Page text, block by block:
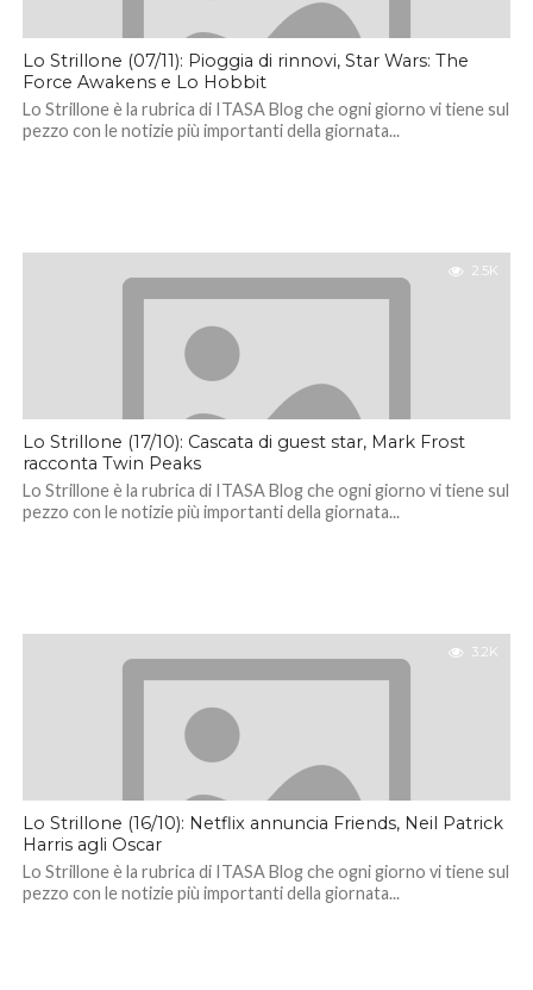
Lo Strillone (07/11): Pioggia di rinnovi, Star Wars: The
Force Awakens e Lo Hobbit
Lo Strillone è la rubrica di ITASA Blog che ogni giorno vi tiene sul
pezzo con le notizie più importanti della giornata...
2.5K
Lo Strillone (17/10): Cascata di guest star, Mark Frost
racconta Twin Peaks
Lo Strillone è la rubrica di ITASA Blog che ogni giorno vi tiene sul
pezzo con le notizie più importanti della giornata...
3.2K
Lo Strillone (16/10): Netflix annuncia Friends, Neil Patrick
Harris agli Oscar
Lo Strillone è la rubrica di ITASA Blog che ogni giorno vi tiene sul
pezzo con le notizie più importanti della giornata...